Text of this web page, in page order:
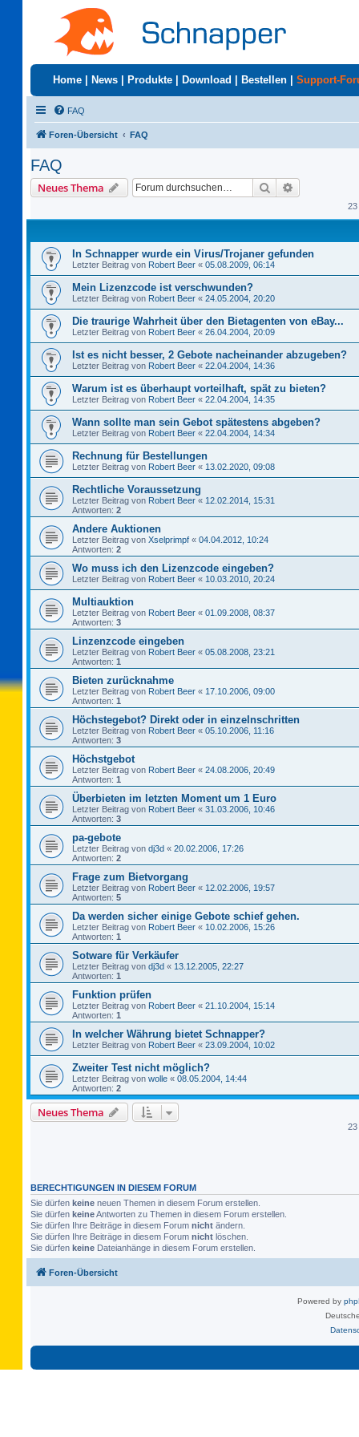
Home News Produkte Download Bestellen Support-
FAQ
Foren-Übersicht FAQ
FAQ
Neues Thema Suche
23
In Schnapper wurde ein Virus/Trojaner gefunden
Letzter Beitrag von Robert Beer « 05.08.2009, 06:14
Mein Lizenzcode ist verschwunden?
Letzter Beitrag von Robert Beer « 24.05.2004, 20:20
Die traurige Wahrheit über den Bietagenten von eBay...
Letzter Beitrag von Robert Beer « 26.04.2004, 20:09
Ist es nicht besser, 2 Gebote nacheinander abzugeben?
Letzter Beitrag von Robert Beer « 22.04.2004, 14:36
Warum ist es überhaupt vorteilhaft, spät zu bieten?
Letzter Beitrag von Robert Beer « 22.04.2004, 14:35
Wann sollte man sein Gebot spätestens abgeben?
Letzter Beitrag von Robert Beer « 22.04.2004, 14:34
Rechnung für Bestellungen
Letzter Beitrag von Robert Beer « 13.02.2020, 09:08
Rechtliche Voraussetzung
Letzter Beitrag von Robert Beer « 12.02.2014, 15:31
Antworten: 2
Andere Auktionen
Letzter Beitrag von Xselprimpf « 04.04.2012, 10:24
Antworten: 2
Wo muss ich den Lizenzcode eingeben?
Letzter Beitrag von Robert Beer « 10.03.2010, 20:24
Multiauktion
Letzter Beitrag von Robert Beer « 01.09.2008, 08:37
Antworten: 3
Linzenzcode eingeben
Letzter Beitrag von Robert Beer « 05.08.2008, 23:21
Antworten: 1
Bieten zurücknahme
Letzter Beitrag von Robert Beer « 17.10.2006, 09:00
Antworten: 1
Höchstegebot? Direkt oder in einzelnschritten
Letzter Beitrag von Robert Beer « 05.10.2006, 11:16
Antworten: 3
Höchstgebot
Letzter Beitrag von Robert Beer « 24.08.2006, 20:49
Antworten: 1
Überbieten im letzten Moment um 1 Euro
Letzter Beitrag von Robert Beer « 31.03.2006, 10:46
Antworten: 3
pa-gebote
Letzter Beitrag von dj3d « 20.02.2006, 17:26
Antworten: 2
Frage zum Bietvorgang
Letzter Beitrag von Robert Beer « 12.02.2006, 19:57
Antworten: 5
Da werden sicher einige Gebote schief gehen.
Letzter Beitrag von Robert Beer « 10.02.2006, 15:26
Antworten: 1
Sotware für Verkäufer
Letzter Beitrag von dj3d « 13.12.2005, 22:27
Antworten: 1
Funktion prüfen
Letzter Beitrag von Robert Beer « 21.10.2004, 15:14
Antworten: 1
In welcher Währung bietet Schnapper?
Letzter Beitrag von Robert Beer « 23.09.2004, 10:02
Zweiter Test nicht möglich?
Letzter Beitrag von wolle « 08.05.2004, 14:44
Antworten: 2
Neues Thema
23
BERECHTIGUNGEN IN DIESEM FORUM
Sie dürfen keine neuen Themen in diesem Forum erstellen.
Sie dürfen keineAntworten zu Themen in diesem Forum erstellen.
Sie dürfen Ihre Beiträge in diesem Forum nicht ändern.
Sie dürfen Ihre Beiträge in diesem Forum nicht löschen.
Sie dürfen keine Dateianhänge in diesem Forum erstellen.
Foren-Übersicht
Powered by